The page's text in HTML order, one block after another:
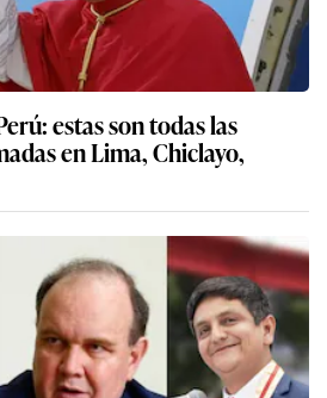
estas son todas las
en Lima, Chiclayo,